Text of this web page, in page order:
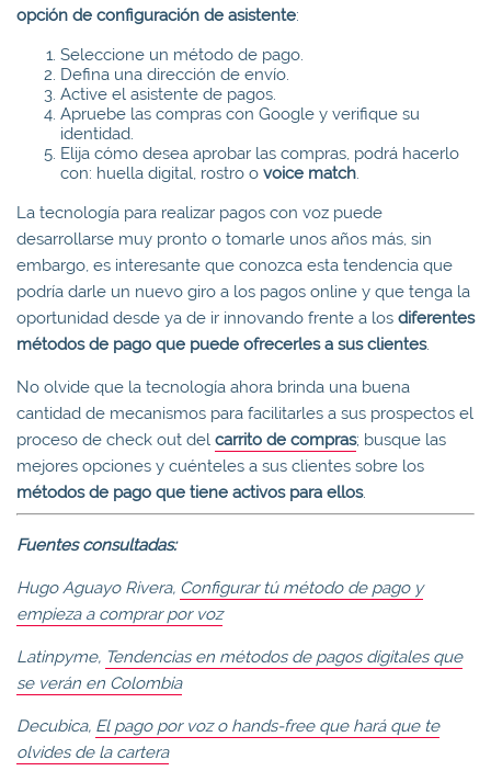
opción de configuración de asistente:
Seleccione un método de pago.
Defina una dirección de envío.
Active el asistente de pagos.
Apruebe las compras con Google y verifique su
identidad.
Elija cómo desea aprobar las compras, podrá hacerlo
con: huella digital, rostro o voice match.
La tecnología para realizar pagos con voz puede
desarrollarse muy pronto o tomarle unos años más, sin
embargo, es interesante que conozca esta tendencia que
podría darle un nuevo giro a los pagos online y que tenga la
oportunidad desde ya de ir innovando frente a los diferentes
métodos de pago que puede ofrecerles a sus clientes.
No olvide que la tecnología ahora brinda una buena
cantidad de mecanismos para facilitarles a sus prospectos el
proceso de check out del carrito de compras; busque las
mejores opciones y cuénteles a sus clientes sobre los
métodos de pago que tiene activos para ellos.
Fuentes consultadas:
Hugo Aguayo Rivera, Configurar tú método de pago y
empieza a comprar por voz
Latinpyme, Tendencias en métodos de pagos digitales que
se verán en Colombia
Decubica, El pago por voz o hands-free que hará que te
olvides de la cartera